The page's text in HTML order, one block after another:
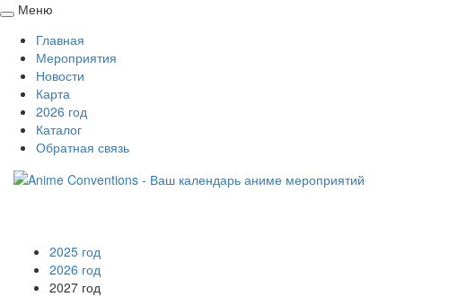
Свернуть
развернуть
Меню
Главная
Мероприятия
Новости
Карта
2026 год
Каталог
Обратная связь
2025 год
2026 год
2027 год